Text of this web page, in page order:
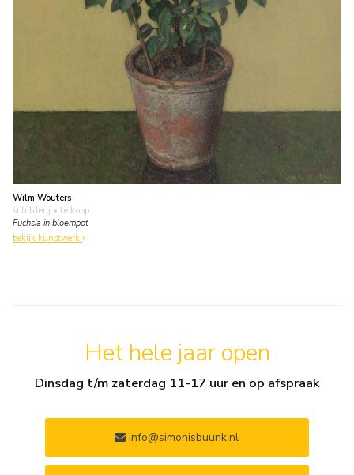
Wilm Wouters
schilderij • te koop
Fuchsia in bloempot
bekijk kunstwerk
Het hele jaar open
Dinsdag t/m zaterdag 11-17 uur en op afspraak
info@simonisbuunk.nl